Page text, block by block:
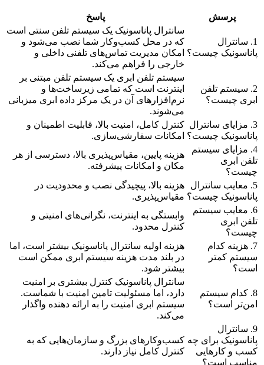
پرسش پاسخ
1. سانترال
پاناسونیک چیست؟
سانترال پاناسونیک یک سیستم تلفن سنتی است
که در محل کسب‌وکار شما نصب می‌شود و
امکان مدیریت تماس‌های تلفنی داخلی و
خارجی را فراهم می‌کند.
2. سیستم تلفن
ابری چیست؟
سیستم تلفن ابری یک سیستم تلفن مبتنی بر
اینترنت است که تمامی زیرساخت‌ها و
نرم‌افزارهای آن در یک مرکز داده ابری میزبانی
می‌شوند.
3. مزایای سانترال
پاناسونیک چیست؟
کنترل کامل، امنیت بالا، قابلیت اطمینان و
امکانات سفارشی‌سازی.
4. مزایای سیستم
تلفن ابری
چیست؟
هزینه پایین، مقیاس‌پذیری بالا، دسترسی از هر
مکان و امکانات پیشرفته.
5. معایب سانترال
پاناسونیک چیست؟
هزینه بالا، پیچیدگی نصب و محدودیت در
مقیاس‌پذیری.
6. معایب سیستم
تلفن ابری
چیست؟
وابستگی به اینترنت، نگرانی‌های امنیتی و
کنترل محدود.
7. هزینه کدام
سیستم کمتر
است؟
هزینه اولیه سانترال پاناسونیک بیشتر است، اما
در بلند مدت هزینه سیستم ابری ممکن است
بیشتر شود.
8. کدام سیستم
امن‌تر است؟
سانترال پاناسونیک کنترل بیشتری بر امنیت
دارد، اما مسئولیت تامین امنیت با شماست.
سیستم ابری امنیت را به ارائه دهنده واگذار
می‌کند.
9. سانترال
پاناسونیک برای چه
کسب و کارهایی
مناسب است؟
کسب‌وکارهای بزرگ و سازمان‌هایی که به
کنترل کامل نیاز دارند.